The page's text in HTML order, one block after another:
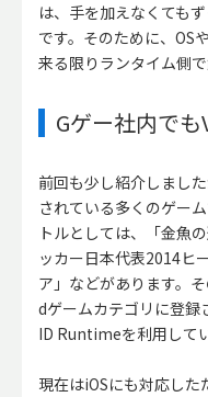
は、手を加えなくても
です。そのために、OS
来る限りランタイム側
Gゲー社内で
前回も少し紹介しまし
されている多くのゲー
トルとしては、「金魚
ッカー日本代表2014ヒ
ア」などがあります。
dゲームカテゴリに登録
ID Runtimeを利用して
現在はiOSにも対応し